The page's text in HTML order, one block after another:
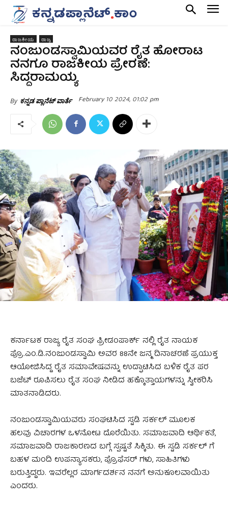
ರಾಜಕೀಯ ರಾಜ್ಯ
ನಂಜುಂಡಸ್ವಾಮಿಯವರ ರೈತ ಹೋರಾಟ
ನನಗೂ ರಾಜಕೀಯ ಪ್ರೇರಣೆ:
ಸಿದ್ದರಾಮಯ್ಯ
By ಕನ್ನಡ ಪ್ಲಾನೆಟ್ ವಾರ್ತೆ February 10 2024, 01:02 pm
ಕರ್ನಾಟಕ ರಾಜ್ಯ ರೈತ ಸಂಘ ಫ್ರೀಡಂಪಾರ್ಕ್ ನಲ್ಲಿ ರೈತ ನಾಯಕ
ಪ್ರೊ.ಎಂ.ಡಿ.ನಂಜುಂಡಸ್ವಾಮಿ ಅವರ 88ನೇ ಜನ್ಮ ದಿನಾಚರಣೆ ಪ್ರಯುಕ್ತ
ಆಯೋಜಿಸಿದ್ದ ರೈತ ಸಮಾವೇಷವನ್ನು ಉದ್ಘಾಟಿಸಿದ ಬಳಿಕ ರೈತ ಪರ
ಬಜೆಟ್ ರೂಪಿಸಲು ರೈತ ಸಂಘ ನೀಡಿದ ಹಕ್ಕೊತ್ತಾಯಗಳನ್ನು ಸ್ವೀಕರಿಸಿ
ಮಾತನಾಡಿದರು.
ನಂಜುಂಡಸ್ವಾಮಿಯವರು ಸಂಘಟಿಸಿದ ಸ್ಟಡಿ ಸರ್ಕಲ್ ಮೂಲಕ
ಹಲವು ವಿಚಾರಗಳ ಒಳನೋಟ ದೊರೆಯಿತು. ಸಮಾಜವಾದಿ ಆರ್ಥಿಕತೆ,
ಸಮಾಜವಾದಿ ರಾಜಕಾರಣದ ಬಗ್ಗೆ ಸ್ಪಷ್ಟತೆ ಸಿಕ್ಕಿತು. ಈ ಸ್ಟಡಿ ಸರ್ಕಲ್ ಗೆ
ಬಹಳ ಮಂದಿ ಉಪನ್ಯಾಸಕರು, ಪ್ರೊಫೆಸರ್ ಗಳು, ಸಾಹಿತಿಗಳು
ಬರುತ್ತಿದ್ದರು. ಇವರೆಲ್ಲರ ಮಾರ್ಗದರ್ಶನ ನನಗೆ ಅನುಕೂಲವಾಯಿತು
ಎಂದರು.